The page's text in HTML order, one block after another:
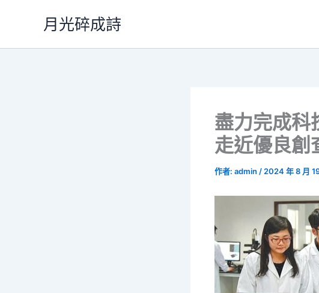
月光碎成詩
盡力完成科
走近優良創
作者: admin / 2024 年 8 月